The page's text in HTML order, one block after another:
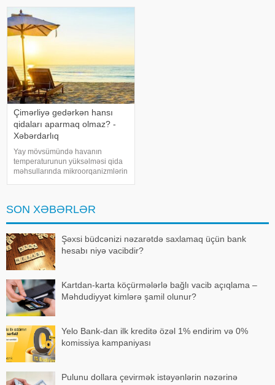
şikayəti üzrə məhkəmə prosesi
başa çatıb. -a istinadə
Çimərliyə gedərkən hansı
qidaları aparmaq olmaz? -
Xəbərdarlıq
Yay mövsümündə havanın
temperaturunun yüksəlməsi qida
məhsullarında mikroorqanizmlərin
piknikə gedərkən qida
SON XƏBƏRLƏR
Şəxsi büdcənizi nəzarətdə saxlamaq üçün bank
hesabı niyə vacibdir?
Kartdan-karta köçürmələrlə bağlı vacib açıqlama –
Məhdudiyyət kimlərə şamil olunur?
Yelo Bank-dan ilk kreditə özəl 1% endirim və 0%
komissiya kampaniyası
Pulunu dollara çevirmək istəyənlərin nəzərinə